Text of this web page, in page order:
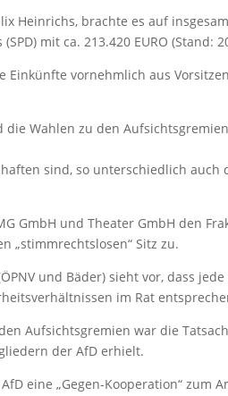
Heinrichs, brachte es auf
mit ca. 213.420 EURO (Stand:
Einkünfte vornehmlich aus
Wahlen zu den
sind, so unterschiedlich
GmbH und Theater GmbH den
„stimmrechtslosen“ Sitz zu.
und Bäder) sieht vor, dass
im Rat
Aufsichtsgremien war die
der AfD erhielt.
eine „Gegen-Kooperation“